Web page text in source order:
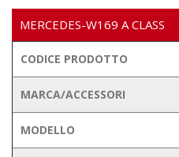
MERCEDES-W169 A CLASS
CODICE PRODOTTO
MARCA/ACCESSORI
MODELLO